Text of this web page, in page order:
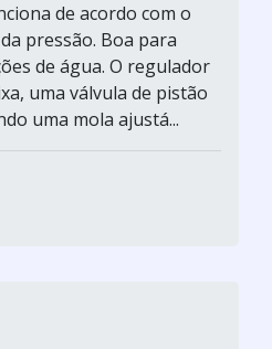
de acordo com o
pressão. Boa para
de água. O regulador
uma válvula de pistão
uma mola ajustá...